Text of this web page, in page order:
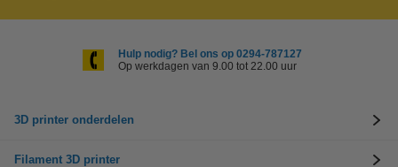
Hulp nodig? Bel ons op 0294-787127
Op werkdagen van 9.00 tot 22.00 uur
3D printer onderdelen
Filament 3D printer